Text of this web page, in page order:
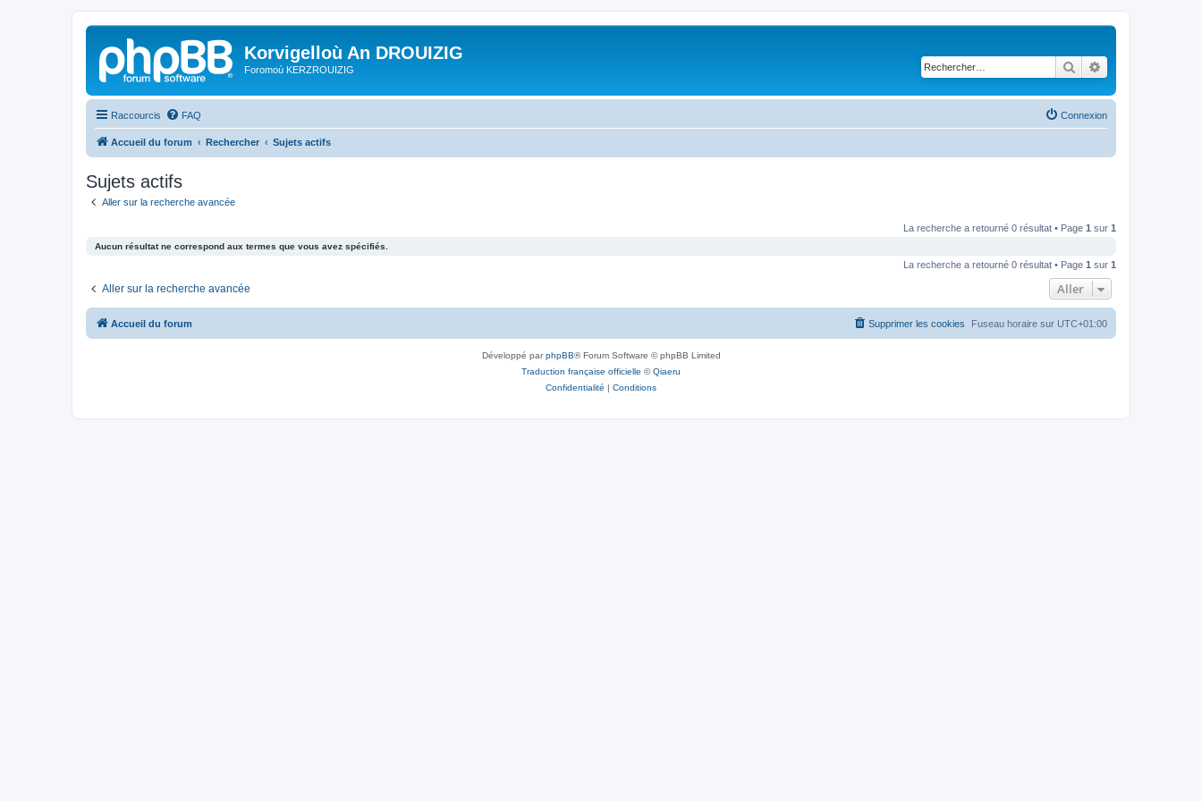
Korvigelloù An DROUIZIG
Foromoù KERZROUIZIG Rechercher
Raccourcis FAQ Connexion
Accueil du forum Rechercher Sujets actifs
Sujets actifs
Aller sur la recherche avancée
La recherche a retourné 0 résultat • Page 1 sur 1
Aucun résultat ne correspond aux termes que vous avez spécifiés.
La recherche a retourné 0 résultat • Page 1 sur 1
Aller sur la recherche avancée Aller
Accueil du forum Fuseau horaire sur UTC+01:00
Supprimer les cookies
Développé parphpBB® Forum Software © phpBB Limited
Traduction française officielle ©Qiaeru
Confidentialité | Conditions